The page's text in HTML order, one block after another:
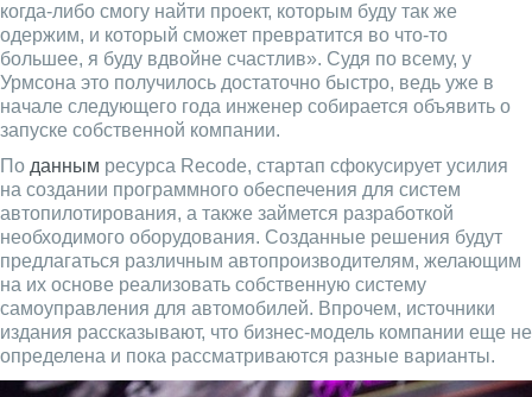
когда-либо смогу найти проект, которым буду так же
одержим, и который сможет превратится во что-то
большее, я буду вдвойне счастлив». Судя по всему, у
Урмсона это получилось достаточно быстро, ведь уже в
начале следующего года инженер собирается объявить о
запуске собственной компании.
По данным ресурса Recode, стартап сфокусирует усилия
на создании программного обеспечения для систем
автопилотирования, а также займется разработкой
необходимого оборудования. Созданные решения будут
предлагаться различным автопроизводителям, желающим
на их основе реализовать собственную систему
самоуправления для автомобилей. Впрочем, источники
издания рассказывают, что бизнес-модель компании еще не
определена и пока рассматриваются разные варианты.